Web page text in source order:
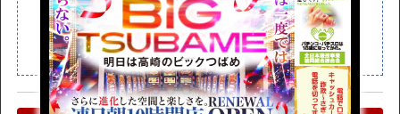
初当りまでの想定回転数
ハマリの可能性